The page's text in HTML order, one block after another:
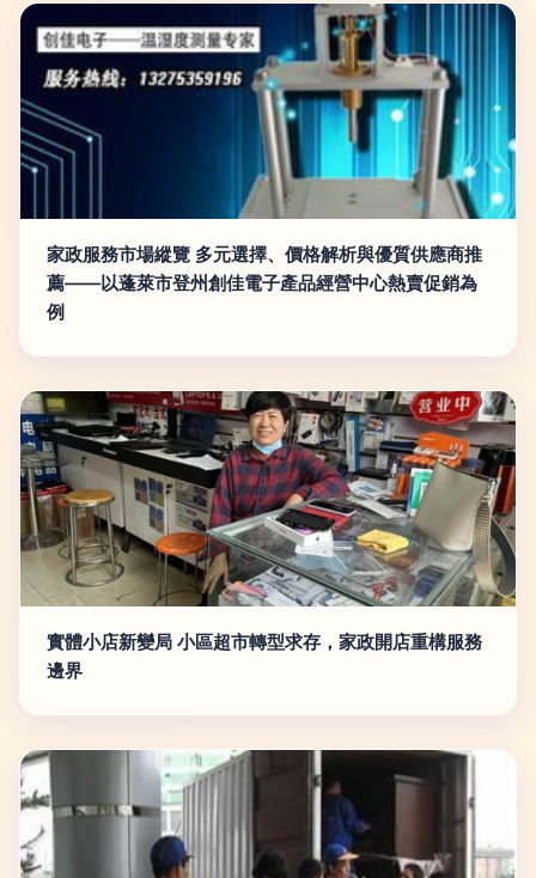
家政服務市場縱覽 多元選擇、價格解析與優質供應商推
薦——以蓬萊市登州創佳電子產品經營中心熱賣促銷為
例
實體小店新變局 小區超市轉型求存，家政開店重構服務
邊界